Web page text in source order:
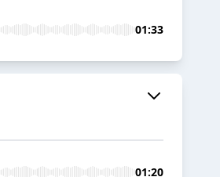
01:33
01:20